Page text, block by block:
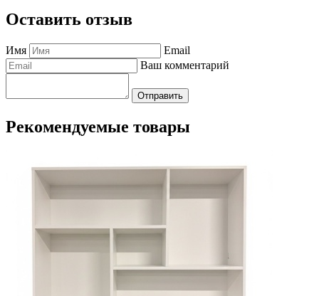
Оставить отзыв
Имя
Email
Ваш комментарий
Отправить
Рекомендуемые товары